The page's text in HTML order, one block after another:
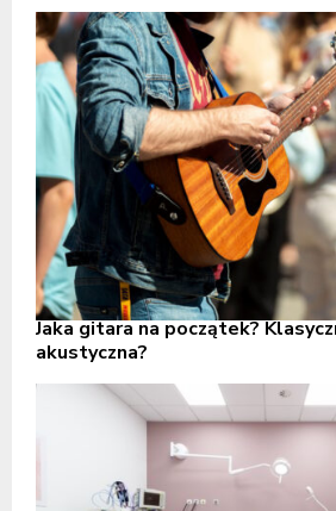
Jaka gitara na początek?
akustyczna?